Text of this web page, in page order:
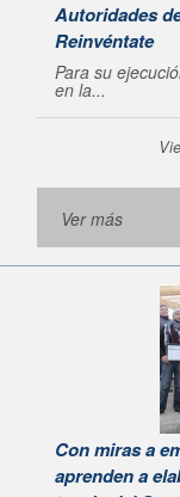
Autoridades
Reinvéntate
Para su
en la...
Ver más
Con miras a
aprenden a